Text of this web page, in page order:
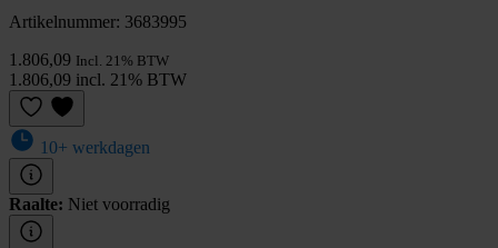
Artikelnummer: 3683995
1.806,09 Incl. 21% BTW
1.806,09 incl. 21% BTW
10+ werkdagen
Raalte: Niet voorradig